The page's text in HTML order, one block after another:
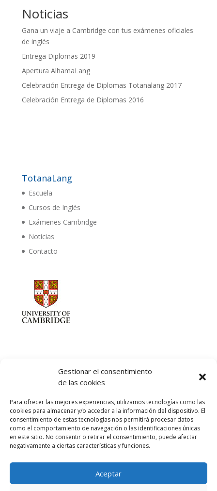
Gestionar el consentimiento
de las cookies
Para ofrecer las mejores experiencias, utilizamos tecnologías como las
cookies para almacenar y/o acceder a la información del dispositivo. El
consentimiento de estas tecnologías nos permitirá procesar datos
como el comportamiento de navegación o las identificaciones únicas
en este sitio. No consentir o retirar el consentimiento, puede afectar
negativamente a ciertas características y funciones.
Aceptar
Noticias
Gana un viaje a Cambridge con tus exámenes oficiales
de inglés
Entrega Diplomas 2019
Apertura AlhamaLang
Celebración Entrega de Diplomas Totanalang 2017
Celebración Entrega de Diplomas 2016
TotanaLang
Escuela
Cursos de Inglés
Exámenes Cambridge
Noticias
Contacto
968 425 675
Emilio Mora 11 | 1º Piso
30850. Totana. Murcia. Spain
info@totanalang.com